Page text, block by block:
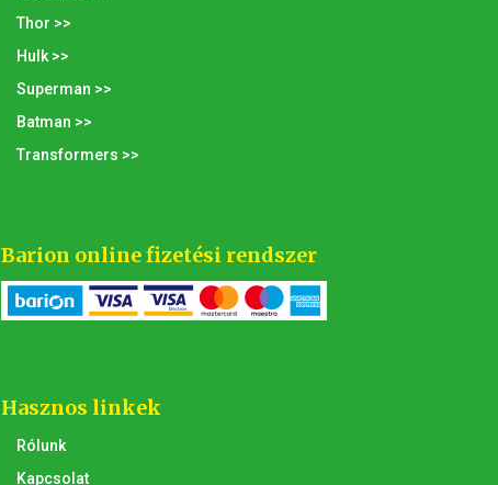
Thor >>
Hulk >>
Superman >>
Batman >>
Transformers >>
Barion online fizetési rendszer
Hasznos linkek
Rólunk
Kapcsolat